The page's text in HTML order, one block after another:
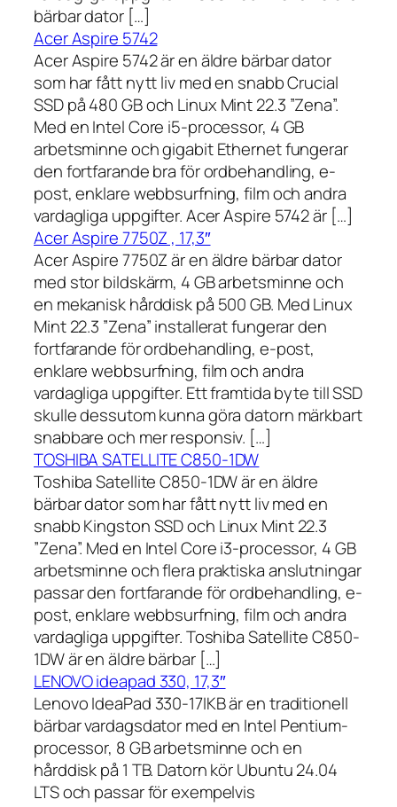
bärbar dator […]
Acer Aspire 5742
Acer Aspire 5742 är en äldre bärbar dator
som har fått nytt liv med en snabb Crucial
SSD på 480 GB och Linux Mint 22.3 ”Zena”.
Med en Intel Core i5-processor, 4 GB
arbetsminne och gigabit Ethernet fungerar
den fortfarande bra för ordbehandling, e-
post, enklare webbsurfning, film och andra
vardagliga uppgifter. Acer Aspire 5742 är […]
Acer Aspire 7750Z , 17,3″
Acer Aspire 7750Z är en äldre bärbar dator
med stor bildskärm, 4 GB arbetsminne och
en mekanisk hårddisk på 500 GB. Med Linux
Mint 22.3 ”Zena” installerat fungerar den
fortfarande för ordbehandling, e-post,
enklare webbsurfning, film och andra
vardagliga uppgifter. Ett framtida byte till SSD
skulle dessutom kunna göra datorn märkbart
snabbare och mer responsiv. […]
TOSHIBA SATELLITE C850-1DW
Toshiba Satellite C850-1DW är en äldre
bärbar dator som har fått nytt liv med en
snabb Kingston SSD och Linux Mint 22.3
”Zena”. Med en Intel Core i3-processor, 4 GB
arbetsminne och flera praktiska anslutningar
passar den fortfarande för ordbehandling, e-
post, enklare webbsurfning, film och andra
vardagliga uppgifter. Toshiba Satellite C850-
1DW är en äldre bärbar […]
LENOVO ideapad 330, 17,3″
Lenovo IdeaPad 330-17IKB är en traditionell
bärbar vardagsdator med en Intel Pentium-
processor, 8 GB arbetsminne och en
hårddisk på 1 TB. Datorn kör Ubuntu 24.04
LTS och passar för exempelvis